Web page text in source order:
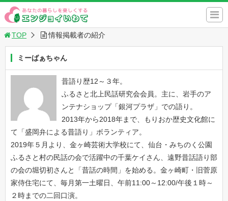
TOP 情報掲載者の紹介
ミーばぁちゃん
昔語り歴12～３年。
ふるさと北上民話研究会会員。主に、岩手のア
ンテナショップ「銀河プラザ」での語り。
2013年から2018年まで、もりおか歴史文化館に
て「盛岡弁による昔語り」ボランティア。
2019年５月より、金ヶ崎芸術大学校にて、仙台・みちのく公園
ふるさと村の民話の会で活躍中の千葉ケイさん、遠野昔話語り部
の会の堀切初さんと「昔話の時間」を始める。金ヶ崎町・旧菅原
家侍住宅にて、毎月第一土曜日、午前11:00～12:00/午後１時～
２時までの二回口演。